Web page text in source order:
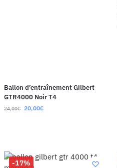
Ballon d’entraînement Gilbert
GTR4000 Noir T4
24,00€ 20,00€
-17%